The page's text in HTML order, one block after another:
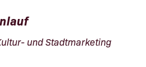
und Stadtmarketing